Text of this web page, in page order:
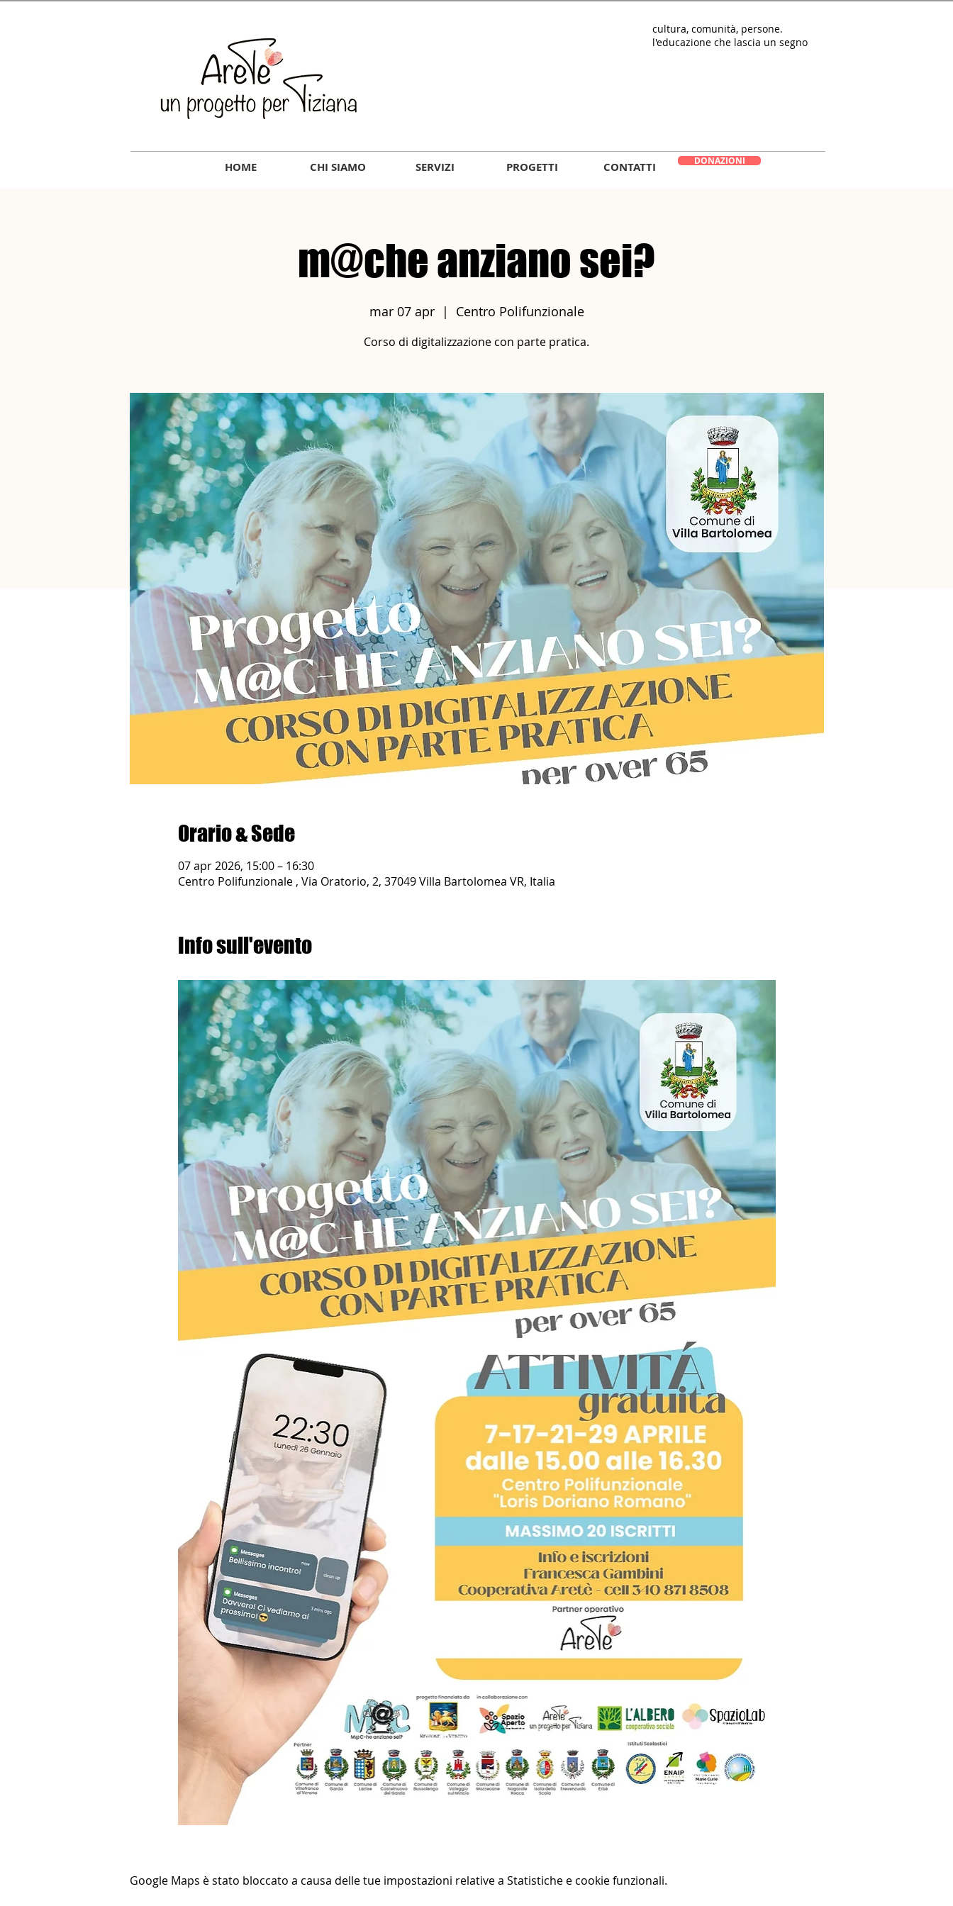
cultura, comunità, persone.
l'educazione che lascia un segno
HOME CHI SIAMO SERVIZI PROGETTI CONTATTI DONAZIONI
m@che anziano sei?
mar 07 apr
  |
Centro Polifunzionale
Corso di digitalizzazione con parte pratica.
Orario & Sede
07 apr 2026, 15:00 – 16:30
Centro Polifunzionale , Via Oratorio, 2, 37049 Villa Bartolomea VR, Italia
Info sull'evento
Google Maps è stato bloccato a causa delle tue impostazioni relative a Statistiche e cookie funzionali.